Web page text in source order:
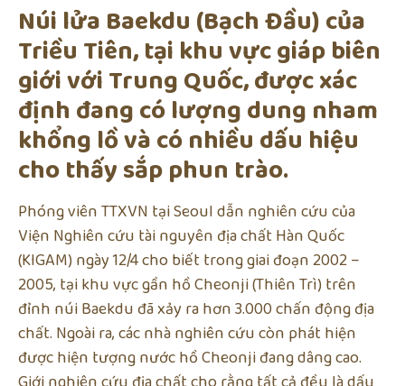
Núi lửa Baekdu (Bạch Đầu) của
Triều Tiên, tại khu vực giáp biên
giới với Trung Quốc, được xác
định đang có lượng dung nham
khổng lồ và có nhiều dấu hiệu
cho thấy sắp phun trào.
Phóng viên TTXVN tại Seoul dẫn nghiên cứu của
Viện Nghiên cứu tài nguyên địa chất Hàn Quốc
(KIGAM) ngày 12/4 cho biết trong giai đoạn 2002 –
2005, tại khu vực gần hồ Cheonji (Thiên Trì) trên
đỉnh núi Baekdu đã xảy ra hơn 3.000 chấn động địa
chất. Ngoài ra, các nhà nghiên cứu còn phát hiện
được hiện tượng nước hồ Cheonji đang dâng cao.